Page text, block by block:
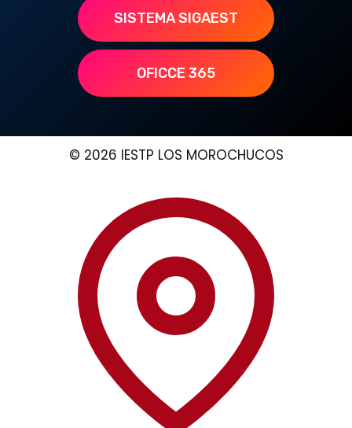
SISTEMA SIGAEST
OFICCE 365
© 2026 IESTP LOS MOROCHUCOS